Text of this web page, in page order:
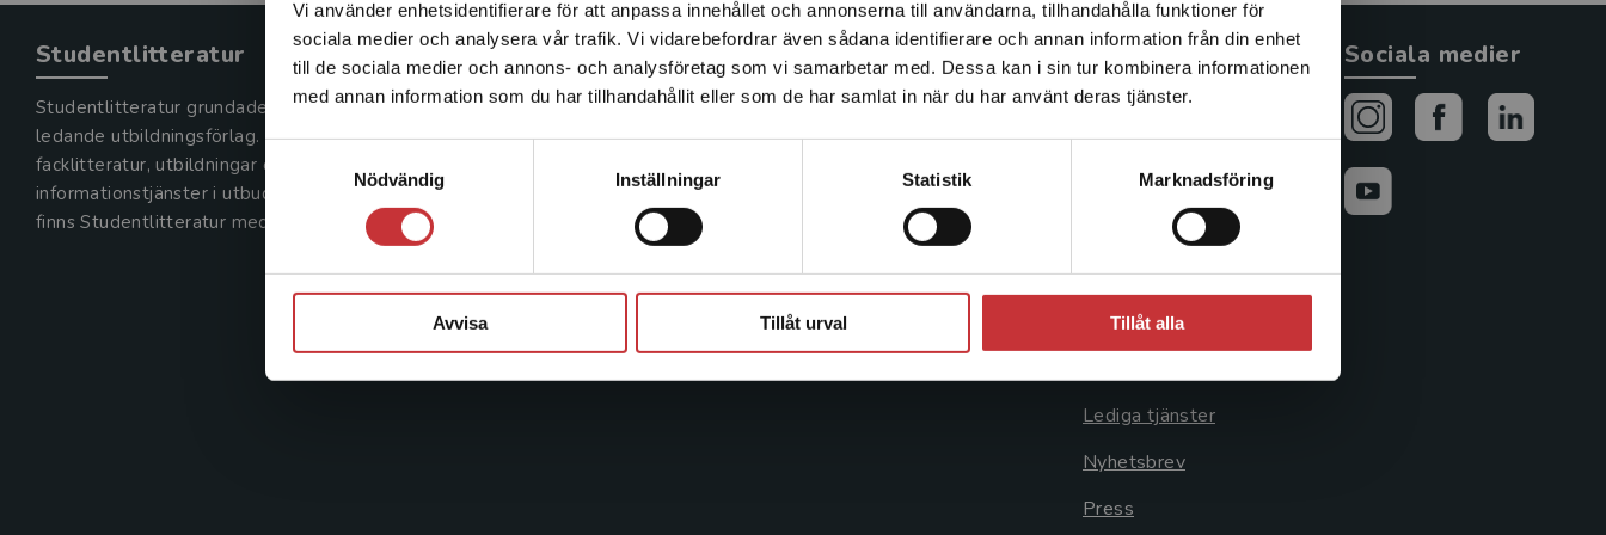
Vi använder enhetsidentifierare för att anpassa innehållet och annonserna till användarna, tillhandahålla funktioner för
sociala medier och analysera vår trafik. Vi vidarebefordrar även sådana identifierare och annan information från din enhet
till de sociala medier och annons- och analysföretag som vi samarbetar med. Dessa kan i sin tur kombinera informationen
med annan information som du har tillhandahållit eller som de har samlat in när du har använt deras tjänster.
Nödvändig
Inställningar Statistik Marknadsföring
Avvisa Tillåt urval Tillåt alla
Det verkar som att du besöker studentlitteratur.se via en
enhet utanför Sverige. Vi erbjuder inte leveranser utanför
Sverige. För att kunna slutföra ett köp måste
leveransadressen vara i Sverige.Läs mer
Studentlitteratur
Studentlitteratur grundades 1963 och är idag Sveriges
ledande utbildningsförlag. Med läromedel, kurslitteratur,
facklitteratur, utbildningar och digitala
informationstjänster i utbudet,
finns Studentlitteratur med längs hela kunskapsresan.
Kontakta oss
Kontakta oss
Postadress:
Box 141
Åkergränden 1
Kundservice
Kontakta kundservice
Frågor och svar
Köpvillkor
Systemkrav
Allmänna länkar
Om oss
Cookieinställningar
GDPR och
personuppgifter
Lediga tjänster
Nyhetsbrev
Press
Sociala medier